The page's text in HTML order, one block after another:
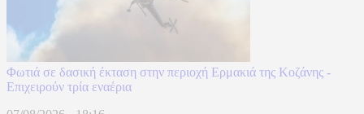
Φωτιά σε δασική έκταση στην περιοχή Ερμακιά της Κοζάνης -
Επιχειρούν τρία εναέρια